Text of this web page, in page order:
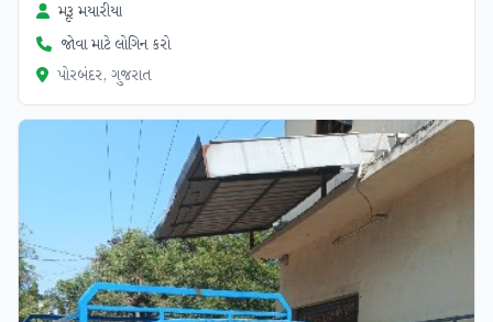
મૃરૂ મયારીયા
જોવા માટે લોગિન કરો
પોરબંદર, ગુજરાત